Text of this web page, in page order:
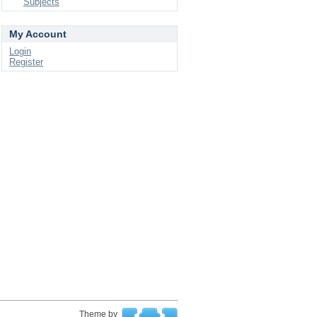
My Account
Login
Register
Theme by